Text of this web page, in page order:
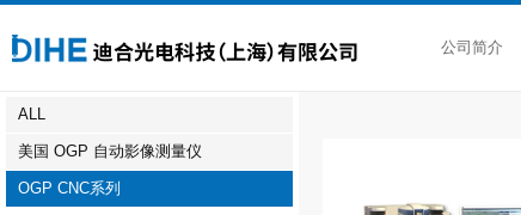
公司简介
ALL
美国 OGP 自动影像测量仪
OGP CNC系列